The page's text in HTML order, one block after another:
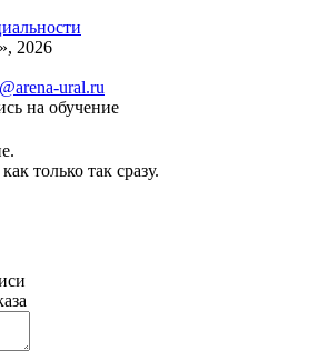
2026
ural.ru
на обучение
только так сразу.